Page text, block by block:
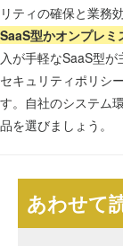
リティの確保と業務
SaaS型かオンプレ
入が手軽なSaaS型
セキュリティポリシ
す。自社のシステム
品を選びましょう。
あわせて